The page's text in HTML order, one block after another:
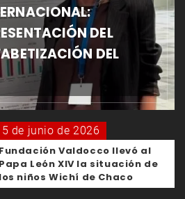
DEL
DEL
de junio de 2026
Fundación Valdocco llevó al
Papa León XIV la situación de
los niños Wichí de Chaco